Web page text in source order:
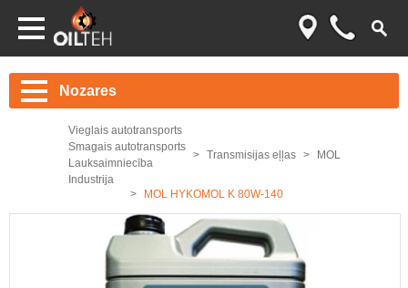
Nozares
Vieglais autotransports
Smagais autotransports
Lauksaimniecība
Industrija
Transmisijas eļļas MOL
MOL HYKOMOL K 80W-140